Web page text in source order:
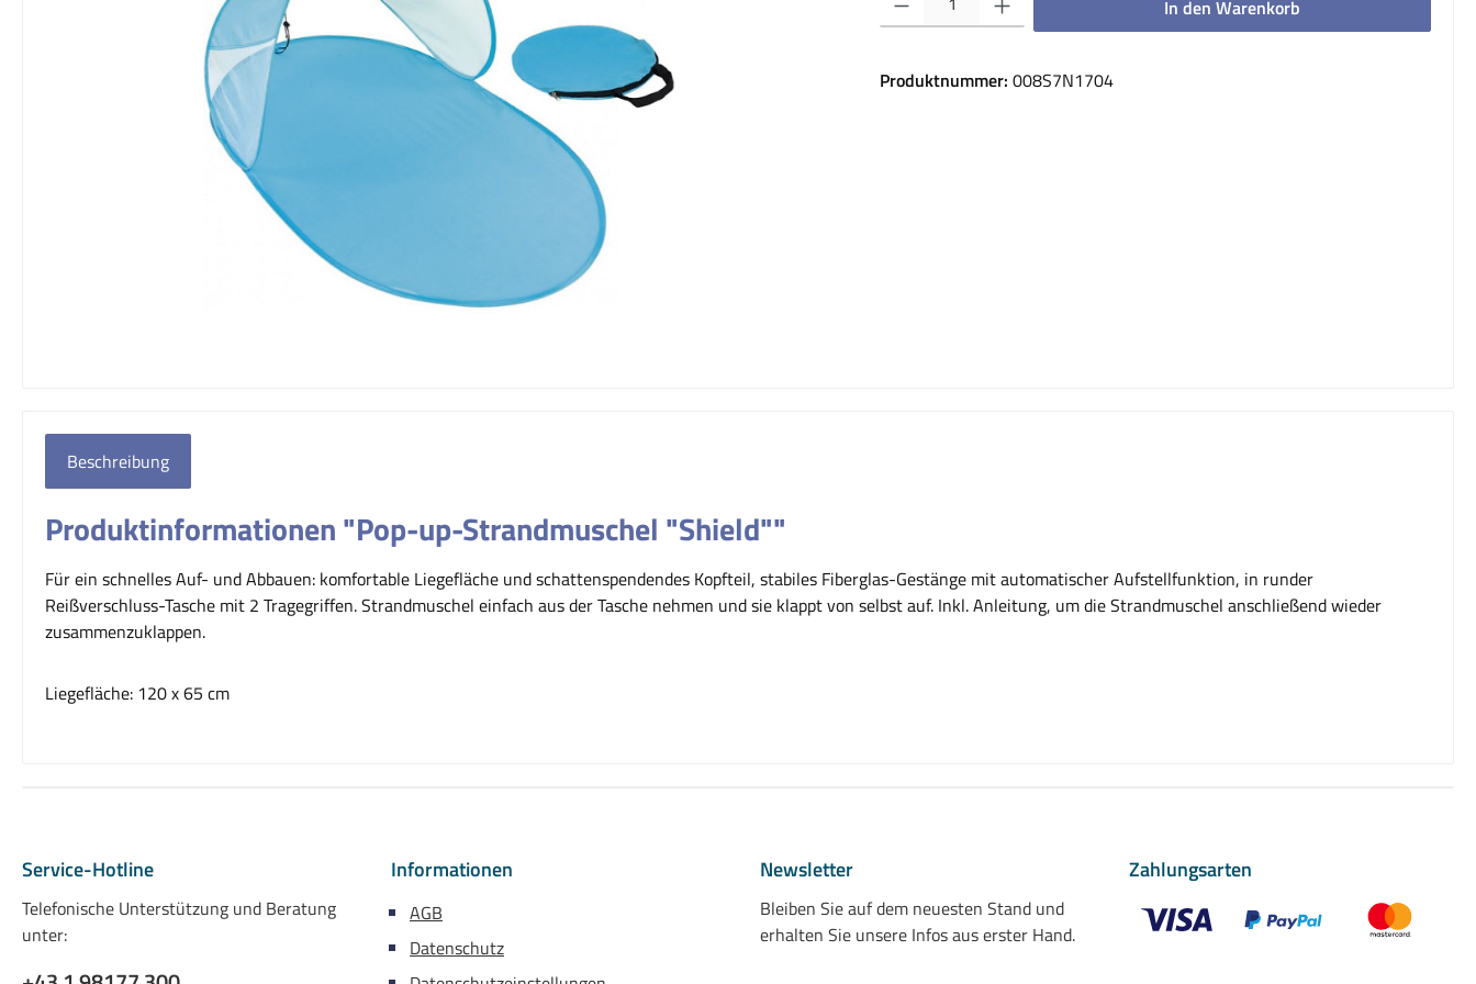
In den Warenkorb
Produktnummer: 008S7N1704
Beschreibung
Produktinformationen "Pop-up-Strandmuschel "Shield""
Für ein schnelles Auf- und Abbauen: komfortable Liegefläche und schattenspendendes Kopfteil, stabiles Fiberglas-Gestänge mit automatischer Aufstellfunktion, in runder
Reißverschluss-Tasche mit 2 Tragegriffen. Strandmuschel einfach aus der Tasche nehmen und sie klappt von selbst auf. Inkl. Anleitung, um die Strandmuschel anschließend wieder
zusammenzuklappen.
Liegefläche: 120 x 65 cm
Service-Hotline
Telefonische Unterstützung und Beratung
unter:
Informationen
AGB
Datenschutz
Newsletter
Bleiben Sie auf dem neuesten Stand und
erhalten Sie unsere Infos aus erster Hand.
Zahlungsarten